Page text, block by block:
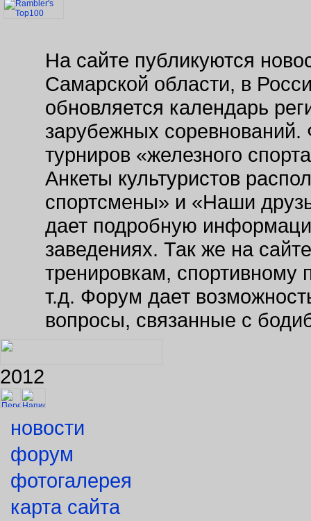
На сайте публикуются
Самарской области, в
обновляется календарь
зарубежных соревнований.
турниров «железного
Анкеты культуристов
спортсмены» и «Наши
дает подробную
заведениях. Так же на
тренировкам, спортивному
т.д. Форум дает
вопросы, связанные с
2012
новости
форум
фотогалерея
карта сайта